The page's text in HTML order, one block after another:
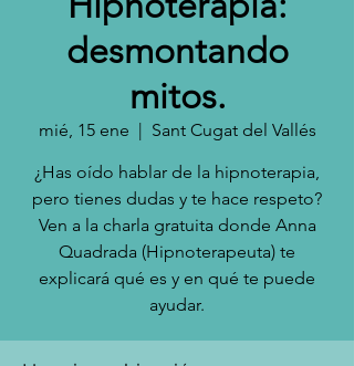
desmontando
mitos.
mié, 15 ene
  |
Sant Cugat del Vallés
¿Has oído hablar de la hipnoterapia,
pero tienes dudas y te hace respeto?
Ven a la charla gratuita donde Anna
Quadrada (Hipnoterapeuta) te
explicará qué es y en qué te puede
ayudar.